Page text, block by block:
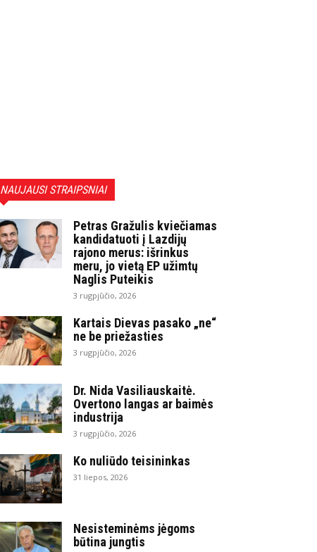
NAUJAUSI STRAIPSNIAI
Petras Gražulis kviečiamas
kandidatuoti į Lazdijų
rajono merus: išrinkus
meru, jo vietą EP užimtų
Naglis Puteikis
3 rugpjūčio, 2026
Kartais Dievas pasako „ne“
ne be priežasties
3 rugpjūčio, 2026
Dr. Nida Vasiliauskaitė.
Overtono langas ar baimės
industrija
3 rugpjūčio, 2026
Ko nuliūdo teisininkas
31 liepos, 2026
Nesisteminėms jėgoms
būtina jungtis